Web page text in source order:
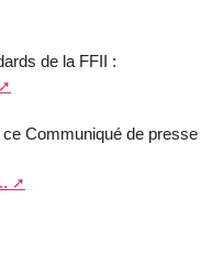
de la FFII :
ce Communiqué de presse